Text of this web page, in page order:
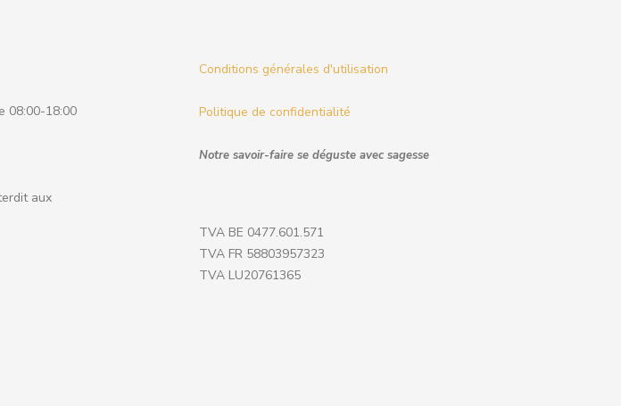
08:00-18:00
aux
Conditions générales d'utilisation
Politique de confidentialité
Notre savoir-faire se déguste avec sagesse
TVA BE 0477.601.571
TVA FR 58803957323
TVA LU20761365